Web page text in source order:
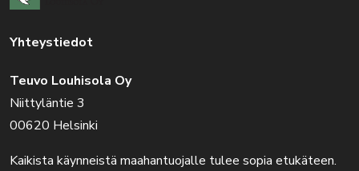
Yhteystiedot
Teuvo Louhisola Oy
Niittyläntie 3
00620 Helsinki
Kaikista käynneistä maahantuojalle tulee sopia etukäteen.